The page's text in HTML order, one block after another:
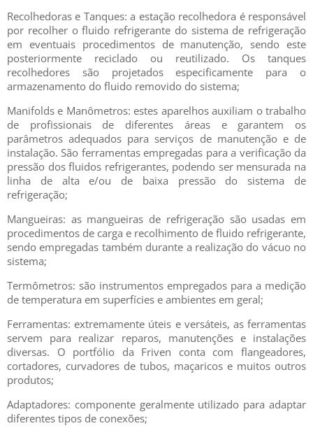
Recolhedoras e Tanques: a estação recolhedora é responsável
por recolher o fluido refrigerante do sistema de refrigeração
em eventuais procedimentos de manutenção, sendo este
posteriormente reciclado ou reutilizado. Os tanques
recolhedores são projetados especificamente para o
armazenamento do fluido removido do sistema;
Manifolds e Manômetros: estes aparelhos auxiliam o trabalho
de profissionais de diferentes áreas e garantem os
parâmetros adequados para serviços de manutenção e de
instalação. São ferramentas empregadas para a verificação da
pressão dos fluidos refrigerantes, podendo ser mensurada na
linha de alta e/ou de baixa pressão do sistema de
refrigeração;
Mangueiras: as mangueiras de refrigeração são usadas em
procedimentos de carga e recolhimento de fluido refrigerante,
sendo empregadas também durante a realização do vácuo no
sistema;
Termômetros: são instrumentos empregados para a medição
de temperatura em superfícies e ambientes em geral;
Ferramentas: extremamente úteis e versáteis, as ferramentas
servem para realizar reparos, manutenções e instalações
diversas. O portfólio da Friven conta com flangeadores,
cortadores, curvadores de tubos, maçaricos e muitos outros
produtos;
Adaptadores: componente geralmente utilizado para adaptar
diferentes tipos de conexões;